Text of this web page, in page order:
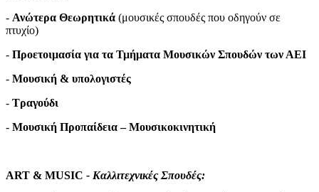
- Ανώτερα Θεωρητικά (μουσικές σπουδές που οδηγούν σε
πτυχίο)
- Προετοιμασία για τα Τμήματα Μουσικών Σπουδών των ΑΕΙ
- Μουσική & υπολογιστές
- Τραγούδι
- Μουσική Προπαίδεια – Μουσικοκινητική
ART & MUSIC - Καλλιτεχνικές Σπουδές: